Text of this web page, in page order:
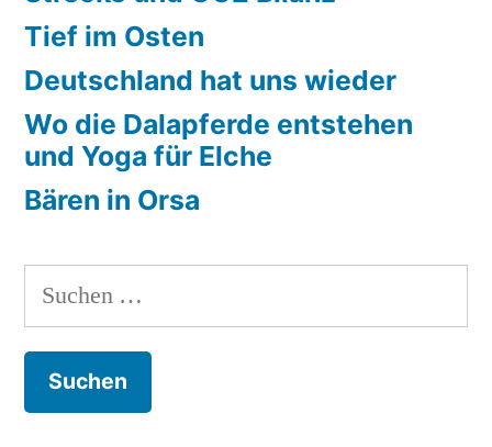
Tief im Osten
Deutschland hat uns wieder
Wo die Dalapferde entstehen
und Yoga für Elche
Bären in Orsa
Suchen
nach: